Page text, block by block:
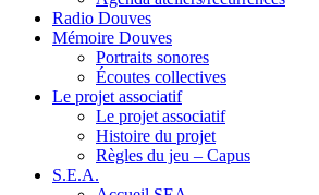
Radio Douves
Mémoire Douves
Portraits sonores
Écoutes collectives
Le projet associatif
Le projet associatif
Histoire du projet
Règles du jeu – Capus
S.E.A.